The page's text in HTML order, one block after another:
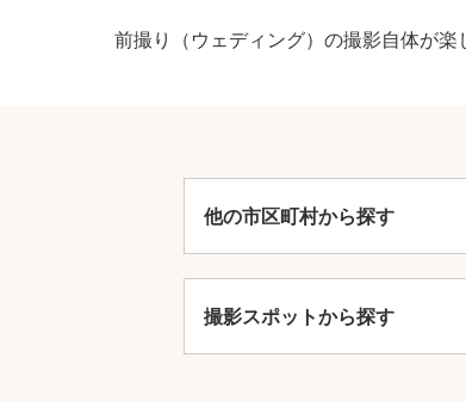
前撮り（ウェディング）の撮影自体が楽
他の市区町村から探す
撮影スポットから探す